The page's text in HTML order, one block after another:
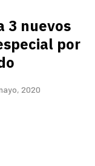
3 nuevos
por
2020